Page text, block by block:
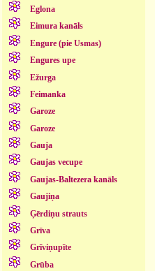
Eglona
Eimura kanāls
Engure (pie Usmas)
Engures upe
Ežurga
Feimanka
Garoze
Garoze
Gauja
Gaujas vecupe
Gaujas-Baltezera kanāls
Gaujiņa
Ģērdiņu strauts
Grīva
Grīviņupīte
Grūba